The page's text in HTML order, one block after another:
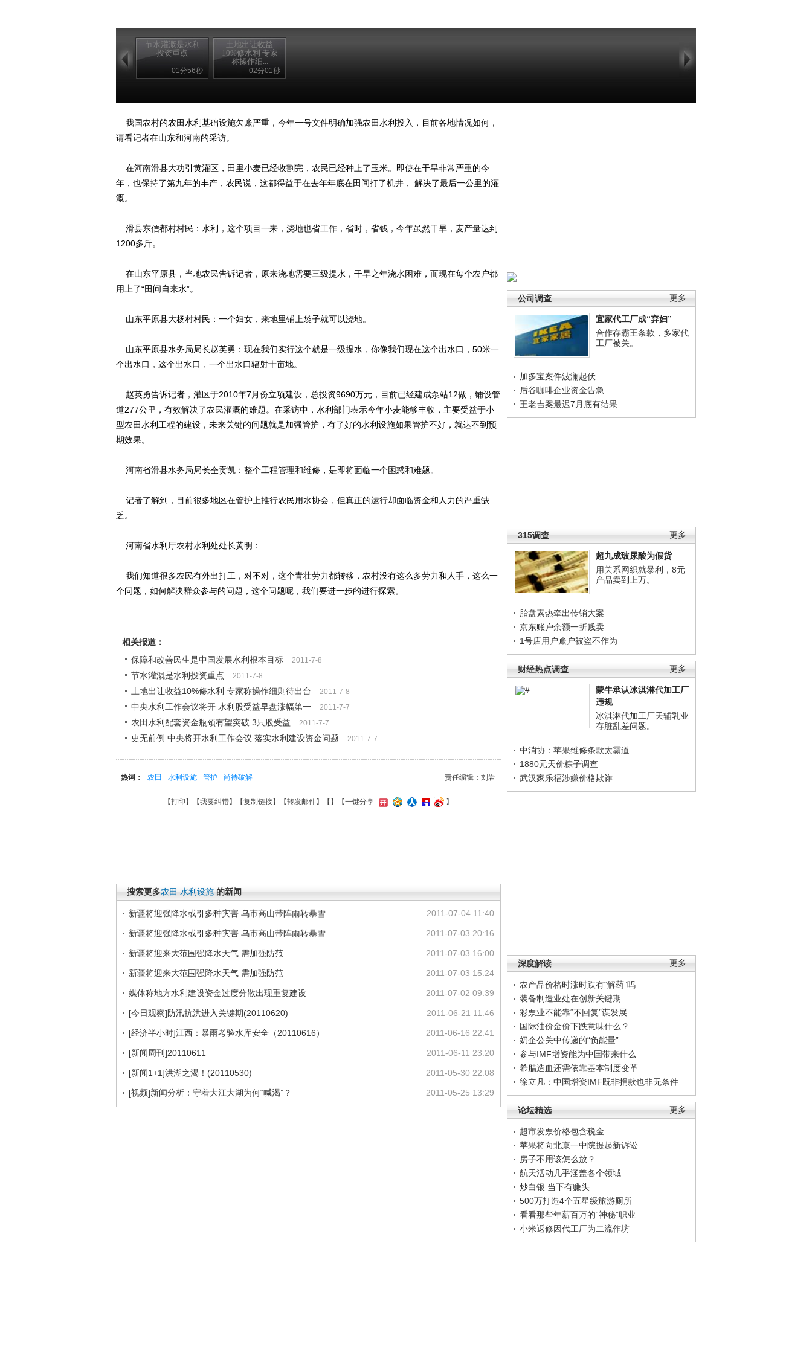
节水灌溉是水利
投资重点
01分56秒
土地出让收益
10%修水利 专家
称操作细...
02分01秒
更多
公司调查
宜家代工厂成“弃妇”
合作存霸王条款，多家代
工厂被关。
加多宝案件波澜起伏
后谷咖啡企业资金告急
王老吉案最迟7月底有结果
更多
315调查
超九成玻尿酸为假货
用关系网织就暴利，8元
产品卖到上万。
胎盘素热牵出传销大案
京东账户余额一折贱卖
1号店用户账户被盗不作为
更多
财经热点调查
蒙牛承认冰淇淋代加工厂
违规
冰淇淋代加工厂天辅乳业
存脏乱差问题。
中消协：苹果维修条款太霸道
1880元天价粽子调查
武汉家乐福涉嫌价格欺诈
更多
深度解读
农产品价格时涨时跌有“解药”吗
装备制造业处在创新关键期
彩票业不能靠“不回复”谋发展
国际油价金价下跌意味什么？
奶企公关中传递的“负能量”
参与IMF增资能为中国带来什么
希腊造血还需依靠基本制度变革
徐立凡：中国增资IMF既非捐款也非无条件
更多
论坛精选
超市发票价格包含税金
苹果将向北京一中院提起新诉讼
房子不用该怎么放？
航天活动几乎涵盖各个领域
炒白银 当下有赚头
500万打造4个五星级旅游厕所
看看那些年薪百万的“神秘”职业
小米返修因代工厂为二流作坊
我国农村的农田水利基础设施欠账严重，今年一号文件明确加强农田水利投入，目前各地情况如何，
请看记者在山东和河南的采访。
在河南滑县大功引黄灌区，田里小麦已经收割完，农民已经种上了玉米。即使在干旱非常严重的今
年，也保持了第九年的丰产，农民说，这都得益于在去年年底在田间打了机井， 解决了最后一公里的灌
溉。
滑县东信都村村民：水利，这个项目一来，浇地也省工作，省时，省钱，今年虽然干旱，麦产量达到
1200多斤。
在山东平原县，当地农民告诉记者，原来浇地需要三级提水，干旱之年浇水困难，而现在每个农户都
用上了“田间自来水”。
山东平原县大杨村村民：一个妇女，来地里铺上袋子就可以浇地。
山东平原县水务局局长赵英勇：现在我们实行这个就是一级提水，你像我们现在这个出水口，50米一
个出水口，这个出水口，一个出水口辐射十亩地。
赵英勇告诉记者，灌区于2010年7月份立项建设，总投资9690万元，目前已经建成泵站12做，铺设管
道277公里，有效解决了农民灌溉的难题。在采访中，水利部门表示今年小麦能够丰收，主要受益于小
型农田水利工程的建设，未来关键的问题就是加强管护，有了好的水利设施如果管护不好，就达不到预
期效果。
河南省滑县水务局局长仝贡凯：整个工程管理和维修，是即将面临一个困惑和难题。
记者了解到，目前很多地区在管护上推行农民用水协会，但真正的运行却面临资金和人力的严重缺
乏。
河南省水利厅农村水利处处长黄明：
我们知道很多农民有外出打工，对不对，这个青壮劳力都转移，农村没有这么多劳力和人手，这么一
个问题，如何解决群众参与的问题，这个问题呢，我们要进一步的进行探索。
相关报道：
保障和改善民生是中国发展水利根本目标
2011-7-8
节水灌溉是水利投资重点 2011-7-8
土地出让收益10%修水利 专家称操作细则待出台 2011-7-8
中央水利工作会议将开 水利股受益早盘涨幅第一 2011-7-7
农田水利配套资金瓶颈有望突破 3只股受益 2011-7-7
史无前例 中央将开水利工作会议 落实水利建设资金问题 2011-7-7
责任编辑：刘岩
热词： 农田 水利设施 管护 尚待破解
【打印 】【我要纠错】【复制链接】【转发邮件】【 】 【一键分享 】
搜索更多农田 水利设施 的新闻
2011-07-04 11:40
新疆将迎强降水或引多种灾害 乌市高山带阵雨转暴雪
2011-07-03 20:16
新疆将迎强降水或引多种灾害 乌市高山带阵雨转暴雪
2011-07-03 16:00
新疆将迎来大范围强降水天气 需加强防范
2011-07-03 15:24
新疆将迎来大范围强降水天气 需加强防范
2011-07-02 09:39
媒体称地方水利建设资金过度分散出现重复建设
2011-06-21 11:46
[今日观察]防汛抗洪进入关键期(20110620)
2011-06-16 22:41
[经济半小时]江西：暴雨考验水库安全（20110616）
2011-06-11 23:20
[新闻周刊]20110611
2011-05-30 22:08
[新闻1+1]洪湖之渴！(20110530)
2011-05-25 13:29
[视频]新闻分析：守着大江大湖为何“喊渴”？